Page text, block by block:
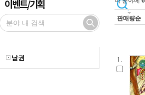
이벤트/기획
낱권
판매량순
1.